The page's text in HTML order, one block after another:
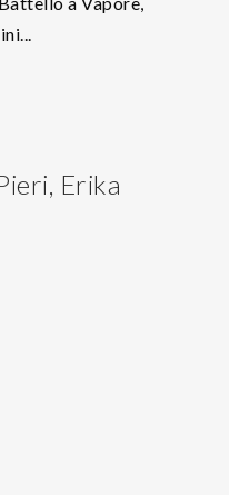
Erika